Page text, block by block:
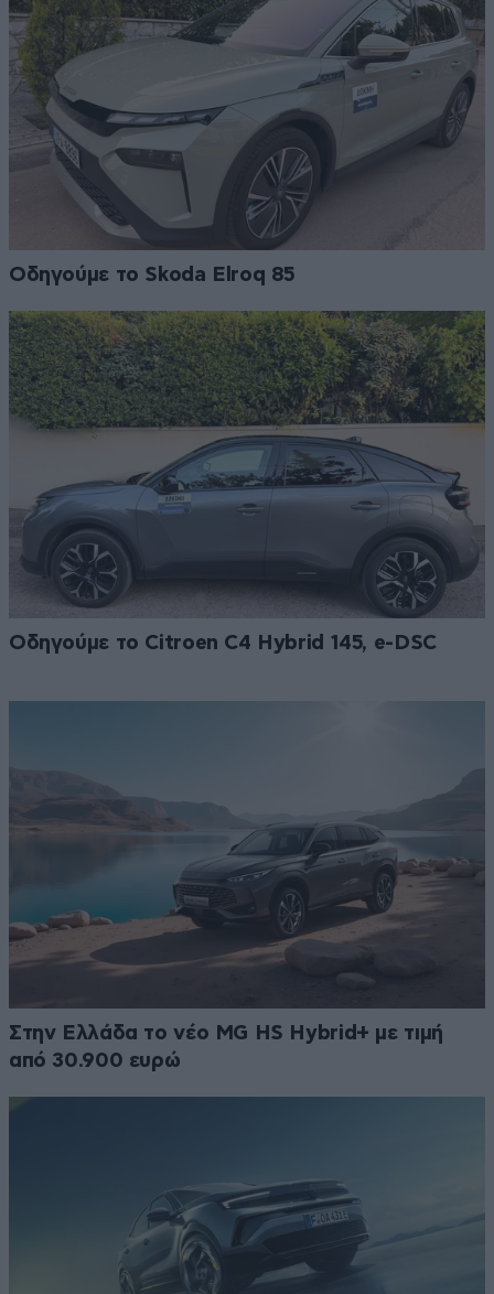
Οδηγούμε το Skoda Elroq 85
Οδηγούμε το Citroen C4 Hybrid 145, e-DSC
Στην Ελλάδα το νέο MG HS Hybrid+ με τιμή
από 30.900 ευρώ